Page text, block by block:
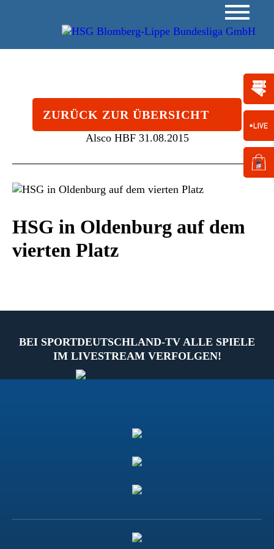
ZURÜCK ZUR ÜBERSICHT
Alsco HBF 31.08.2015
HSG in Oldenburg auf dem
vierten Platz
BEI SPORTDEUTSCHLAND-TV ALLE SPIELE
IM LIVESTREAM VERFOLGEN!